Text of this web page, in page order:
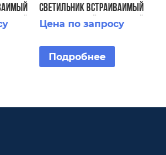
Светильник встраиваимый
светодиодный подводный
Цена по запросу
Подробнее